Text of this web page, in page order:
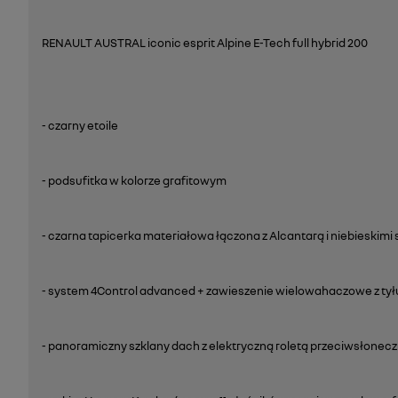
RENAULT AUSTRAL iconic esprit Alpine E-Tech full hybrid 200
- czarny etoile
- podsufitka w kolorze grafitowym
- czarna tapicerka materiałowa łączona z Alcantarą i niebieskimi
- system 4Control advanced + zawieszenie wielowahaczowe z
- panoramiczny szklany dach z elektryczną roletą